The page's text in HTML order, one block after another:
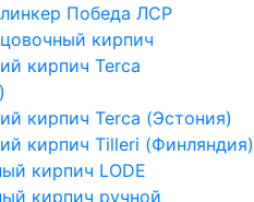
Победа ЛСР
кирпич
кирпич Terca
кирпич Terca (Эстония)
кирпич Tilleri (Финляндия)
кирпич LODE
кирпич ручной